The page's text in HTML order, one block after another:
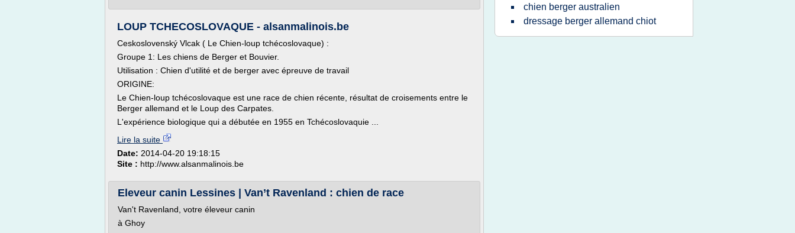
LOUP TCHECOSLOVAQUE - alsanmalinois.be
Ceskoslovenský Vlcak ( Le Chien-loup tchécoslovaque) :
Groupe 1: Les chiens de Berger et Bouvier.
Utilisation : Chien d'utilité et de berger avec épreuve de travail
ORIGINE:
Le Chien-loup tchécoslovaque est une race de chien récente, résultat de croisements entre le
Berger allemand et le Loup des Carpates.
L'expérience biologique qui a débutée en 1955 en Tchécoslovaquie ...
Lire la suite
Date: 2014-04-20 19:18:15
Site : http://www.alsanmalinois.be
Eleveur canin Lessines | Van’t Ravenland : chien de race
Van't Ravenland, votre éleveur canin
à Ghoy
chien berger australien
dressage berger allemand chiot